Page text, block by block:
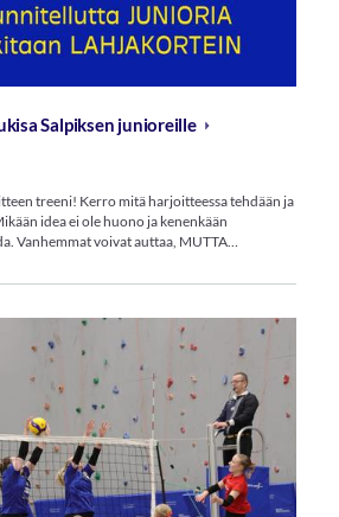
Salpiksen junioreille
treeni! Kerro mitä harjoitteessa tehdään ja
idea ei ole huono ja kenenkään
Vanhemmat voivat auttaa, MUTTA…